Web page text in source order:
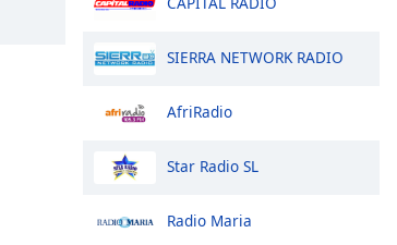
SIERRA NETWORK RADIO
AfriRadio
Star Radio SL
Radio Maria